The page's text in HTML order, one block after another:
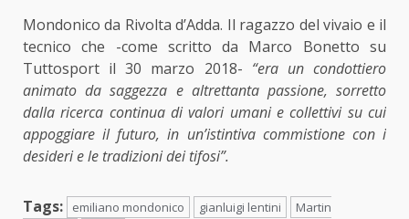
Mondonico da Rivolta d’Adda. Il ragazzo del vivaio e il
tecnico che -come scritto da Marco Bonetto su
Tuttosport il 30 marzo 2018- “era un condottiero
animato da saggezza e altrettanta passione, sorretto
dalla ricerca continua di valori umani e collettivi su cui
appoggiare il futuro, in un’istintiva commistione con i
desideri e le tradizioni dei tifosi”.
Tags: emiliano mondonico gianluigi lentini
Martin